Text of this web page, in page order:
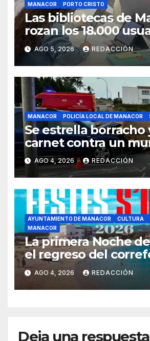
MANACOR
PORTO CRISTO
Las bibliotecas de
rozan los 18.000
AGO 5, 2026 REDACCIÓN
MANACOR POLICÍA LOCAL DE MANACOR
Se estrella borracho
carnet contra un
ronda del Port de
lo destroza
AGO 4, 2026 REDACCIÓN
AYUNTAMIENTO DE MANACOR CULTURA
MANACOR
La primera Noche
el regreso del
marcan las Fiestas
de S’Illot 2026
AGO 4, 2026 REDACCIÓN
Deja una respuesta